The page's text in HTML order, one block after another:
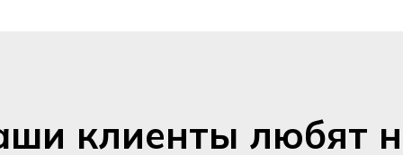
клиенты любят